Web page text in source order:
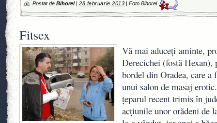
Postat de Bihorel| 28 februarie 2013 |Foto Bihorel 5
Fitsex
Vă mai aduceţi aminte,
Derecichei (fostă Hexan),
bordel din Oradea, care a
unui salon de masaj
ţeparul recent trimis în
acţiunile unor orădeni de